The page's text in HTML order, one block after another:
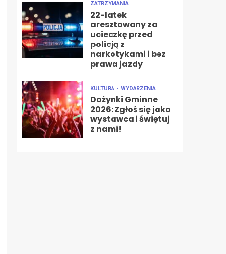
ZATRZYMANIA
22-latek
aresztowany za
ucieczkę przed
policją z
narkotykami i bez
prawa jazdy
KULTURA WYDARZENIA
Dożynki Gminne
2026: Zgłoś się jako
wystawca i świętuj
z nami!